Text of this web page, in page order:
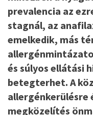
prevalencia az
stagnál, az
emelkedik, más
és súlyos ellátási
betegterhet. A
allergénkerülésre
megközelítés